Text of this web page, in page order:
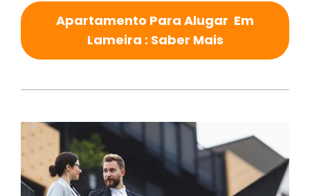
Apartamento Para Alugar Em
Lameira : Saber Mais